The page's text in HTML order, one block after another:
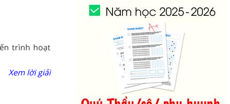
trình hoạt
Xem lời giải